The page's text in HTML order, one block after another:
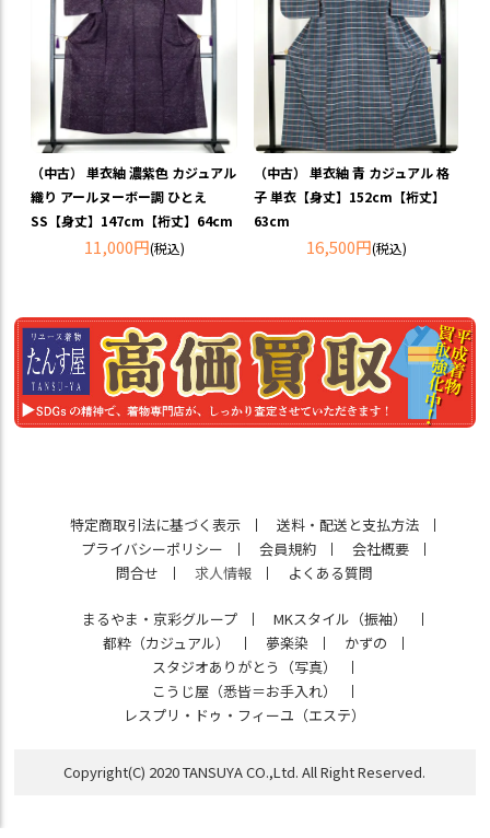
（中古） 単衣紬 濃紫色 カジュアル
織り アールヌーボー調 ひとえ
SS【身丈】147cm【裄丈】64cm
11,000円(税込)
（中古） 単衣紬 青 カジュアル 格
子 単衣【身丈】152cm【裄丈】
63cm
16,500円(税込)
特定商取引法に基づく表示
送料・配送と支払方法
プライバシーポリシー
会員規約
会社概要
問合せ
求人情報 よくある質問
まるやま・京彩グループ
MKスタイル（振袖）
都粋（カジュアル）
夢楽染
かずの
スタジオありがとう（写真）
こうじ屋（悉皆＝お手入れ）
レスプリ・ドゥ・フィーユ（エステ）
Copyright(C) 2020 TANSUYA CO.,Ltd. All Right Reserved.